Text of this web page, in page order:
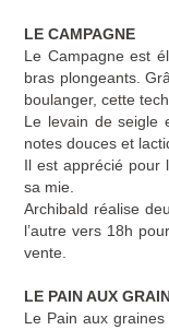
LE CAMPAGNE
Le Campagne est
bras plongeants.
boulanger, cette
Le levain de seigle
notes douces et
Il est apprécié pour
sa mie.
Archibald réalise
l’autre vers 18h
vente.
LE PAIN AUX
Le Pain aux graines